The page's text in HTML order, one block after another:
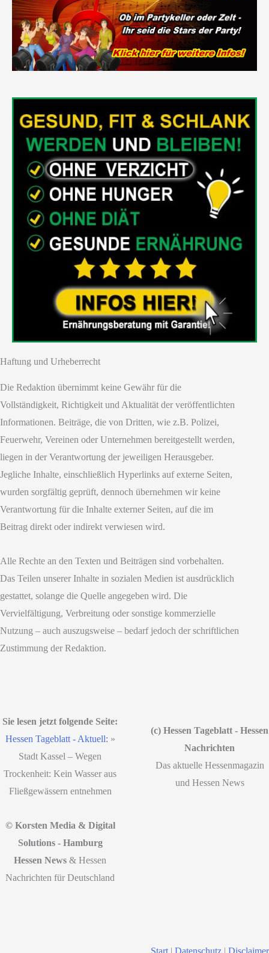
Haftung und Urheberrecht
Die Redaktion übernimmt keine Gewähr für die
Vollständigkeit, Richtigkeit und Aktualität der veröffentlichten
Informationen. Beiträge, die von Dritten, wie z.B. Polizei,
Feuerwehr, Vereinen oder Unternehmen bereitgestellt werden,
liegen in der Verantwortung der jeweiligen Herausgeber.
Jegliche Inhalte, einschließlich Hyperlinks auf externe Seiten,
wurden sorgfältig geprüft, dennoch übernehmen wir keine
Verantwortung für die Inhalte externer Seiten, auf die im
Beitrag direkt oder indirekt verwiesen wird.
Alle Rechte an den Texten und Beiträgen sind vorbehalten.
Das Teilen unserer Inhalte in sozialen Medien ist ausdrücklich
gestattet, solange die Quelle angegeben wird. Die
Vervielfältigung, Verbreitung oder sonstige kommerzielle
Nutzung – auch auszugsweise – bedarf jedoch der schriftlichen
Zustimmung der Redaktion.
Sie lesen jetzt folgende Seite:
Hessen Tageblatt - Aktuell: »
Stadt Kassel – Wegen
Trockenheit: Kein Wasser aus
Fließgewässern entnehmen
(c) Hessen Tageblatt - Hessen
Nachrichten
Das aktuelle Hessenmagazin
und Hessen News
© Korsten Media & Digital
Solutions - Hamburg
Hessen News & Hessen
Nachrichten für Deutschland